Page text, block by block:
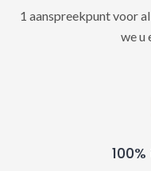
1 aanspreekpunt voor
we u